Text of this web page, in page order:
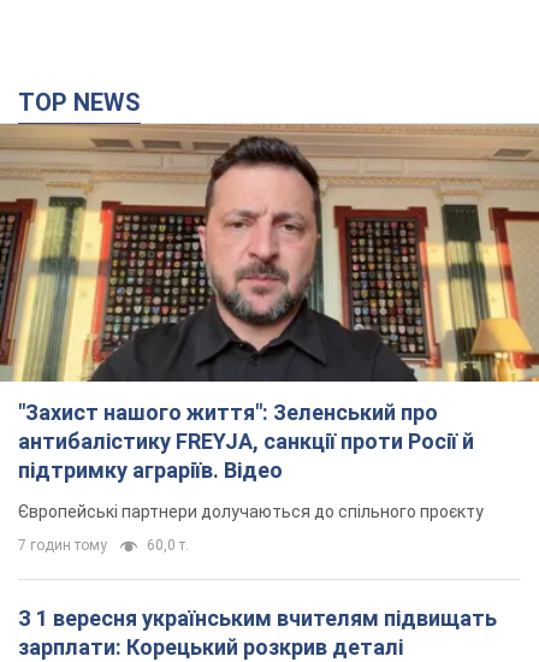
"Захист нашого життя": Зеленський про
антибалістику FREYJA, санкції проти Росії й
підтримку аграріїв. Відео
Європейські партнери долучаються до спільного проєкту
7 годин тому 60,0 т.
З 1 вересня українським вчителям підвищать
зарплати: Корецький розкрив деталі
Одночасно з підвищенням зарплат педагогам уряд
"Нам теж вони потрібні": Трамп відповів на
прохання Зеленського щодо передачі Україні
ракет для Patriot
2 години тому 414